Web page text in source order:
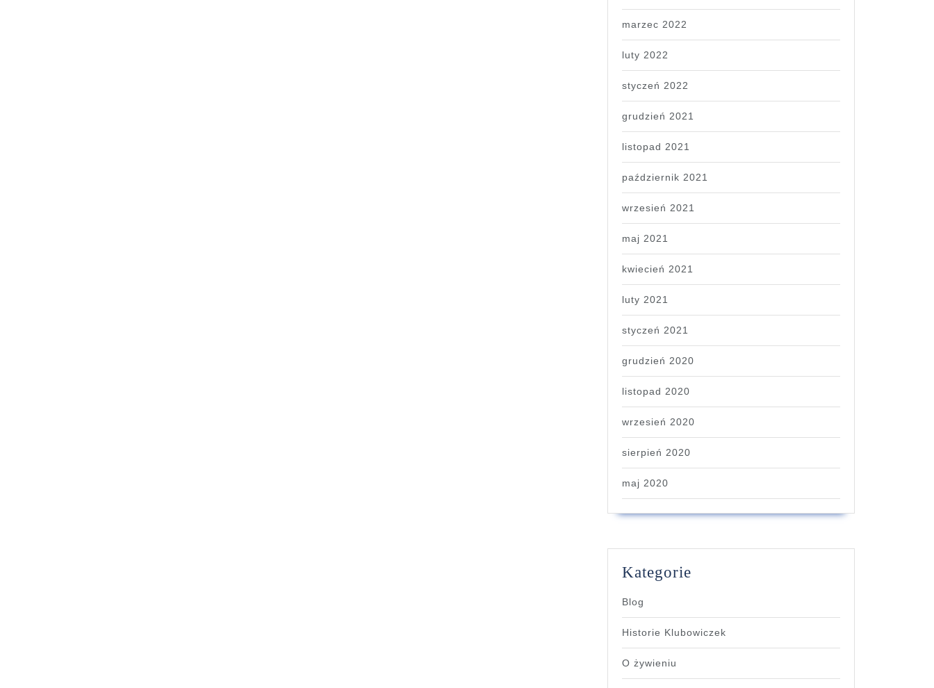
marzec 2022
luty 2022
styczeń 2022
grudzień 2021
listopad 2021
październik 2021
wrzesień 2021
maj 2021
kwiecień 2021
luty 2021
styczeń 2021
grudzień 2020
listopad 2020
wrzesień 2020
sierpień 2020
maj 2020
Kategorie
Blog
Historie Klubowiczek
O żywieniu